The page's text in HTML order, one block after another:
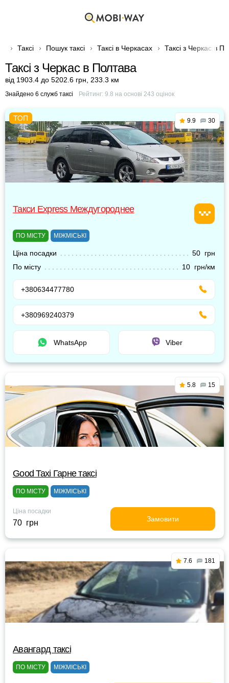
Таксі Пошук таксі Таксі в Черкасах Таксі з Черкас в
Таксі з Черкас в Полтава
від 1903.4 до 5202.6 грн 233.3 км
Знайдено 6 служб таксі Рейтинг: 9.8 на основі 243 оцінок
9.9 30
Такси Express Междугороднее
ПО МІСТУ МІЖМІСЬКІ
Ціна посадки
50 грн
По місту
10 грн/км
+380634477780
+380969240379
WhatsApp Viber
5.8 15
Good Taxi Гарне таксi
ПО МІСТУ МІЖМІСЬКІ
Ціна посадки
70 грн Замовити
7.6 181
Авангард таксі
ПО МІСТУ МІЖМІСЬКІ